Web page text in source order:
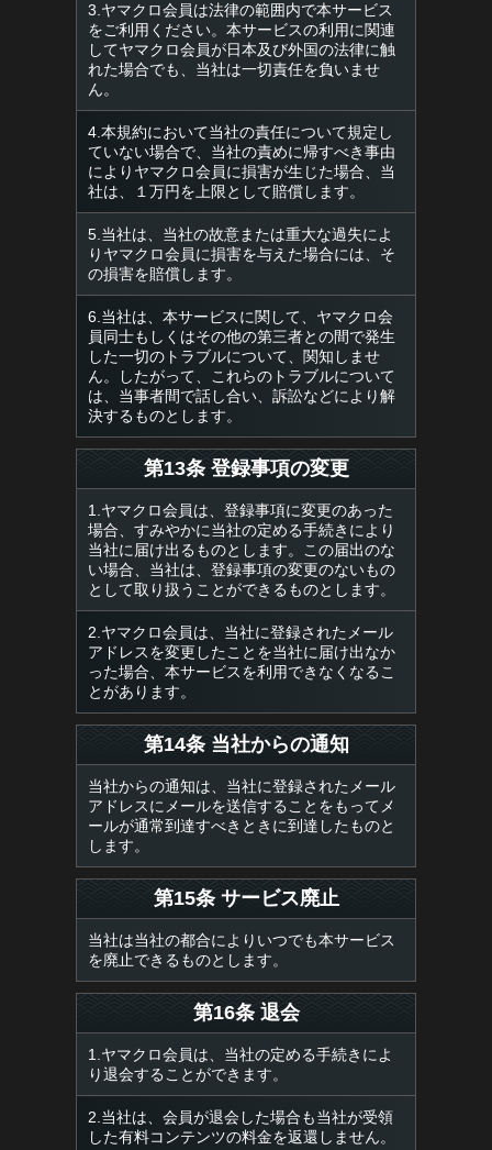
3.ヤマクロ会員は法律の範囲内で本サービス
をご利用ください。本サービスの利用に関連
してヤマクロ会員が日本及び外国の法律に触
れた場合でも、当社は一切責任を負いませ
ん。
4.本規約において当社の責任について規定し
ていない場合で、当社の責めに帰すべき事由
によりヤマクロ会員に損害が生じた場合、当
社は、１万円を上限として賠償します。
5.当社は、当社の故意または重大な過失によ
りヤマクロ会員に損害を与えた場合には、そ
の損害を賠償します。
6.当社は、本サービスに関して、ヤマクロ会
員同士もしくはその他の第三者との間で発生
した一切のトラブルについて、関知しませ
ん。したがって、これらのトラブルについて
は、当事者間で話し合い、訴訟などにより解
決するものとします。
第13条 登録事項の変更
1.ヤマクロ会員は、登録事項に変更のあった
場合、すみやかに当社の定める手続きにより
当社に届け出るものとします。この届出のな
い場合、当社は、登録事項の変更のないもの
として取り扱うことができるものとします。
2.ヤマクロ会員は、当社に登録されたメール
アドレスを変更したことを当社に届け出なか
った場合、本サービスを利用できなくなるこ
とがあります。
第14条 当社からの通知
当社からの通知は、当社に登録されたメール
アドレスにメールを送信することをもってメ
ールが通常到達すべきときに到達したものと
します。
第15条 サービス廃止
当社は当社の都合によりいつでも本サービス
を廃止できるものとします。
第16条 退会
1.ヤマクロ会員は、当社の定める手続きによ
り退会することができます。
2.当社は、会員が退会した場合も当社が受領
した有料コンテンツの料金を返還しません。